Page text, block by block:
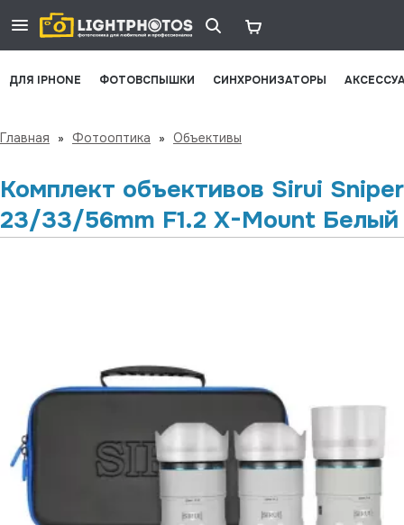
ДЛЯ IPHONE ФОТОВСПЫШКИ СИНХРОНИЗАТОРЫ
Главная » Фотооптика » Объективы
Комплект объективов Sirui Sniper
23/33/56mm F1.2 X-Mount Белый